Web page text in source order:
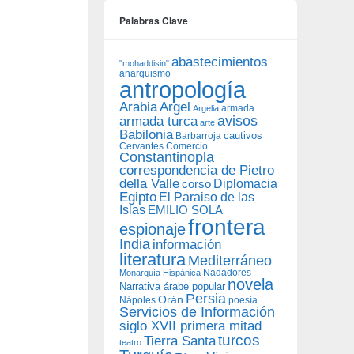
Palabras Clave
"mohaddisin" abastecimientos
anarquismo
antropología
ArabiaArgel Argelia armada
armada turca arte avisos
Babilonia Barbarroja cautivos
Cervantes Comercio
Constantinopla
correspondencia de Pietro
della Vallecorso Diplomacia
Egipto El Paraiso de las
Islas EMILIO SOLA
espionajefrontera
India información
literatura Mediterráneo
Monarquía Hispánica Nadadores
Narrativa árabe popular novela
Nápoles Orán Persia poesía
Servicios de Información
siglo XVII primera mitad
teatro Tierra Santaturcos